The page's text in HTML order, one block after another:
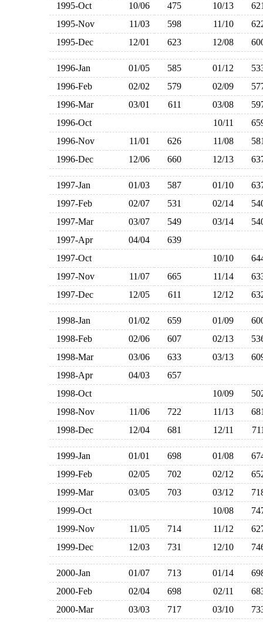
1995-Oct
10/06 475 10/13
1995-Nov
11/03 598 11/10
1995-Dec
12/01 623 12/08
1996-Jan 01/05 585 01/12
1996-Feb
02/02 579 02/09
1996-Mar
03/01 611 03/08
1996-Oct
10/11
1996-Nov
11/01 626 11/08
1996-Dec
12/06 660 12/13
1997-Jan 01/03 587 01/10
1997-Feb
02/07 531 02/14
1997-Mar
03/07 549 03/14
1997-Apr
04/04
639
1997-Oct
10/10
1997-Nov
11/07 665 11/14
1997-Dec
12/05 611 12/12
1998-Jan 01/02 659 01/09
1998-Feb
02/06 607 02/13
1998-Mar
03/06 633 03/13
1998-Apr
04/03
657
1998-Oct
10/09
1998-Nov
11/06 722 11/13
1998-Dec
12/04 681 12/11
1999-Jan 01/01 698 01/08
1999-Feb
02/05 702 02/12
1999-Mar
03/05 703 03/12
1999-Oct
10/08
1999-Nov
11/05 714 11/12
1999-Dec
12/03 731 12/10
2000-Jan 01/07 713 01/14
2000-Feb
02/04 698 02/11
2000-Mar
03/03 717 03/10